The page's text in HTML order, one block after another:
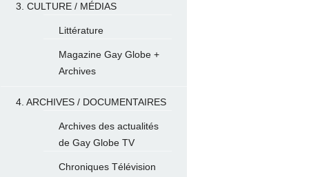
3. CULTURE / MÉDIAS
Littérature
Magazine Gay Globe +
Archives
4. ARCHIVES / DOCUMENTAIRES
Archives des actualités
de Gay Globe TV
Chroniques Télévision